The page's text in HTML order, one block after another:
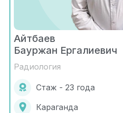
Айтбаев
Бауржан Ергалиевич
Радиология
Стаж - 23 года
Караганда